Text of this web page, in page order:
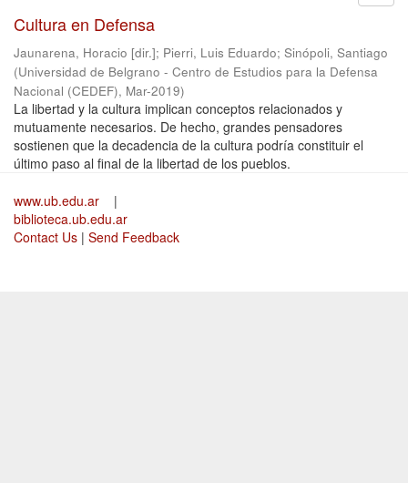
Cultura en Defensa
Jaunarena, Horacio [dir.]; Pierri, Luis Eduardo; Sinópoli, Santiago
(Universidad de Belgrano - Centro de Estudios para la Defensa
Nacional (CEDEF), Mar-2019)
La libertad y la cultura implican conceptos relacionados y
mutuamente necesarios. De hecho, grandes pensadores
sostienen que la decadencia de la cultura podría constituir el
último paso al final de la libertad de los pueblos.
www.ub.edu.ar
|
biblioteca.ub.edu.ar
Contact Us | Send Feedback